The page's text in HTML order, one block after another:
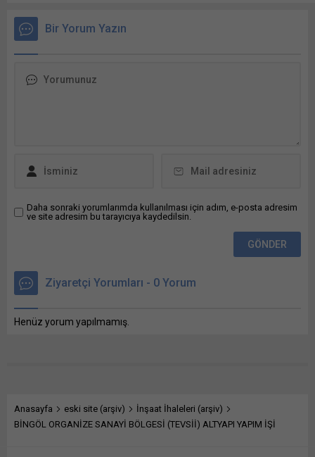
Facebook'ta paylaşmak için tıklayın (Yeni...
Bir Yorum Yazın
Daha sonraki yorumlarımda kullanılması için adım, e-posta adresim
ve site adresim bu tarayıcıya kaydedilsin.
Ziyaretçi Yorumları - 0 Yorum
Henüz yorum yapılmamış.
Anasayfa eski site (arşiv)
İnşaat İhaleleri (arşiv)
BİNGÖL ORGANİZE SANAYİ BÖLGESİ (TEVSİİ) ALTYAPI YAPIM İŞİ